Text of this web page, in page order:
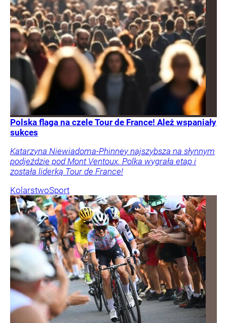
Polska flaga na czele Tour de France! Ależ wspaniały
sukces
Katarzyna Niewiadoma-Phinney najszybsza na słynnym
podjeździe pod Mont Ventoux. Polka wygrała etap i
została liderką Tour de France!
KolarstwoSport